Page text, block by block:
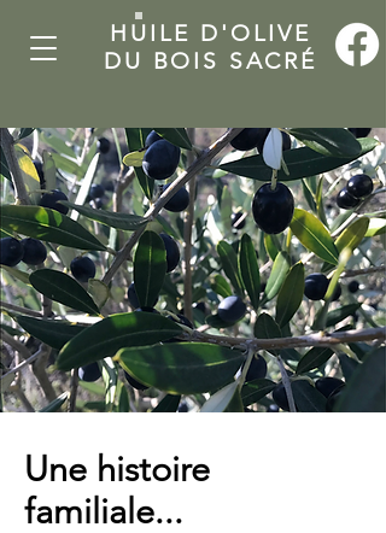
HUILE D'OLIVE
DU BOIS SACRÉ
Une histoire
familiale...